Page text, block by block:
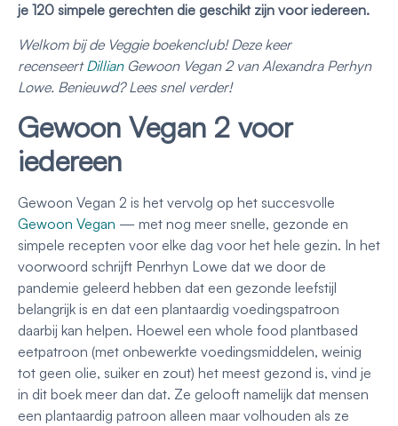
je 120 simpele gerechten die geschikt zijn voor iedereen.
Welkom bij de Veggie boekenclub! Deze keer
recenseertDillianGewoon Vegan 2 van Alexandra Perhyn
Lowe. Benieuwd? Lees snel verder!
Gewoon Vegan 2 voor
iedereen
Gewoon Vegan 2 is het vervolg op het succesvolle
Gewoon Vegan — met nog meer snelle, gezonde en
simpele recepten voor elke dag voor het hele gezin. In het
voorwoord schrijft Penrhyn Lowe dat we door de
pandemie geleerd hebben dat een gezonde leefstijl
belangrijk is en dat een plantaardig voedingspatroon
daarbij kan helpen. Hoewel een whole food plantbased
eetpatroon (met onbewerkte voedingsmiddelen, weinig
tot geen olie, suiker en zout) het meest gezond is, vind je
in dit boek meer dan dat. Ze gelooft namelijk dat mensen
een plantaardig patroon alleen maar volhouden als ze